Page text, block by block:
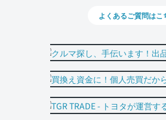
よくあるご質問はこ